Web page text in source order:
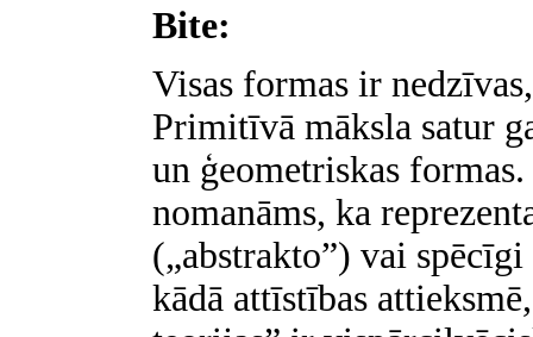
Bite:
Visas formas ir
Primitīvā māksla satur
un ģeometriskas
nomanāms, ka
(„abstrakto”) vai
kādā attīstības